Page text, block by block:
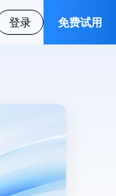
登录 免费试用